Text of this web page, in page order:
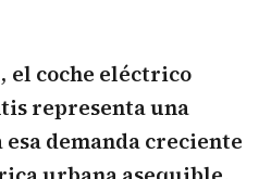
el coche eléctrico
representa una
demanda creciente